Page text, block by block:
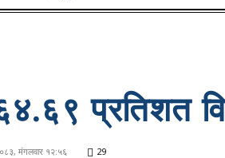
प्रतिशत
मंगलवार १२:५६ 29